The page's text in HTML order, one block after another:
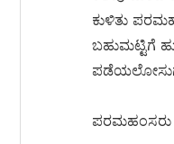
ಕುಳಿತು
ಬಹುಮಟ್ಟಿಗೆ
ಪಡೆಯಲೋಸುಗ
ಪರಮಹಂಸರು